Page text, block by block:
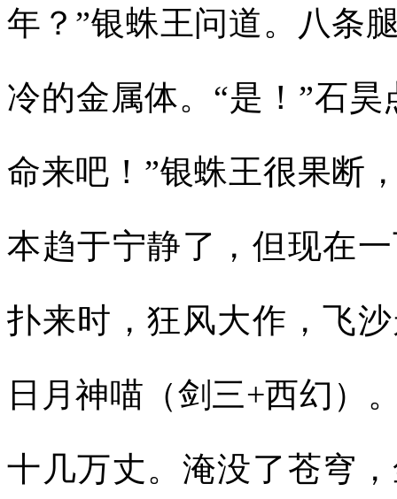
年？”银蛛王问道。八条
冷的金属体。“是！”石
命来吧！”银蛛王很果断
本趋于宁静了，但现在
扑来时，狂风大作，飞
日月神喵（剑三+西幻）
十几万丈。淹没了苍穹